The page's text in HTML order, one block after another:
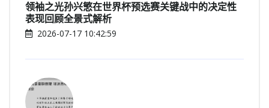
领袖之光孙兴慜在世界杯预选赛关键战中的决定性
表现回顾全景式解析
2026-07-17 10:42:59